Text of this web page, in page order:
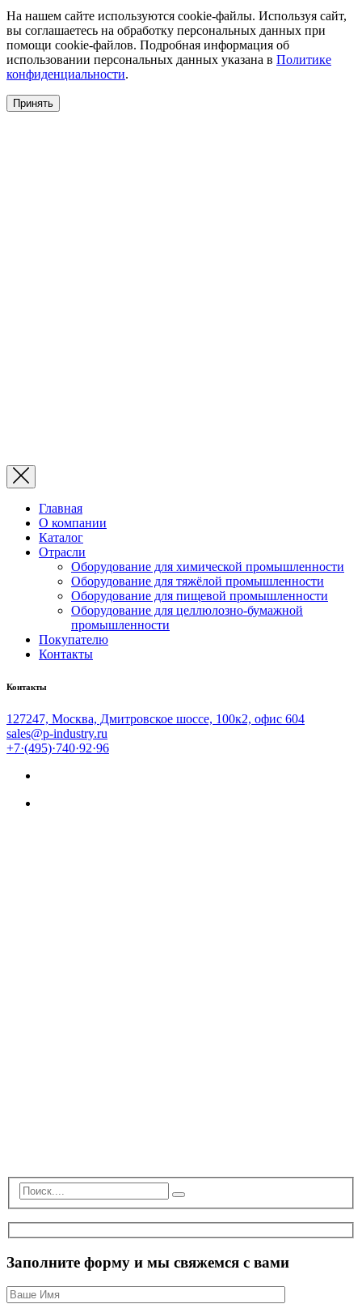
На нашем сайте используются cookie-файлы. Используя сайт,
вы соглашаетесь на обработку персональных данных при
помощи cookie-файлов. Подробная информация об
использовании персональных данных указана в Политике
конфиденциальности.
Принять
Главная
О компании
Каталог
Отрасли
Оборудование для химической промышленности
Оборудование для тяжёлой промышленности
Оборудование для пищевой промышленности
Оборудование для целлюлозно-бумажной
промышленности
Покупателю
Контакты
Контакты
127247, Москва, Дмитровское шоссе, 100к2, офис 604
sales@p-industry.ru
+7·(495)·740·92·96
Заполните форму и мы свяжемся с вами